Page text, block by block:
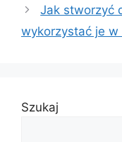
Jak stworzyć
wykorzystać je w
Szukaj